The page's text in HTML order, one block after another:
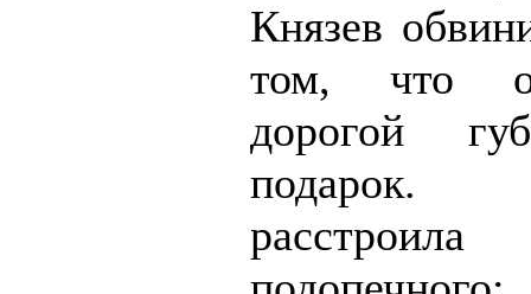
Князев
том, что
дорогой
подарок.